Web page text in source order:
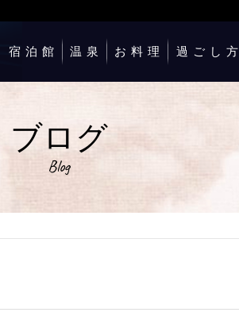
宿泊館 温泉 お料理 過ごし方
ブログ
Blog